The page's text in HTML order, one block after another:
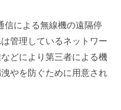
信による無線機の遠隔停
管理しているネットワー
どにより第三者による機
やを防ぐために用意され